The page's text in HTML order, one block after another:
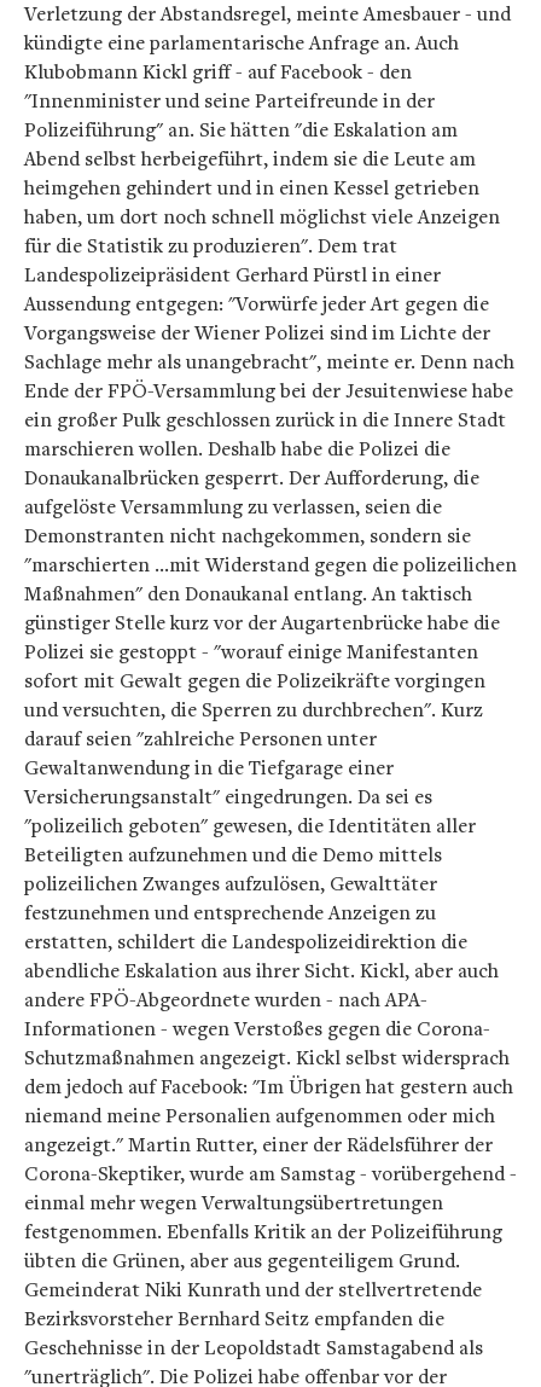
Verletzung der Abstandsregel, meinte Amesbauer - und
kündigte eine parlamentarische Anfrage an. Auch
Klubobmann Kickl griff - auf Facebook - den
"Innenminister und seine Parteifreunde in der
Polizeiführung" an. Sie hätten "die Eskalation am
Abend selbst herbeigeführt, indem sie die Leute am
heimgehen gehindert und in einen Kessel getrieben
haben, um dort noch schnell möglichst viele Anzeigen
für die Statistik zu produzieren". Dem trat
Landespolizeipräsident Gerhard Pürstl in einer
Aussendung entgegen: "Vorwürfe jeder Art gegen die
Vorgangsweise der Wiener Polizei sind im Lichte der
Sachlage mehr als unangebracht", meinte er. Denn nach
Ende der FPÖ-Versammlung bei der Jesuitenwiese habe
ein großer Pulk geschlossen zurück in die Innere Stadt
marschieren wollen. Deshalb habe die Polizei die
Donaukanalbrücken gesperrt. Der Aufforderung, die
aufgelöste Versammlung zu verlassen, seien die
Demonstranten nicht nachgekommen, sondern sie
"marschierten ...mit Widerstand gegen die polizeilichen
Maßnahmen" den Donaukanal entlang. An taktisch
günstiger Stelle kurz vor der Augartenbrücke habe die
Polizei sie gestoppt - "worauf einige Manifestanten
sofort mit Gewalt gegen die Polizeikräfte vorgingen
und versuchten, die Sperren zu durchbrechen". Kurz
darauf seien "zahlreiche Personen unter
Gewaltanwendung in die Tiefgarage einer
Versicherungsanstalt" eingedrungen. Da sei es
"polizeilich geboten" gewesen, die Identitäten aller
Beteiligten aufzunehmen und die Demo mittels
polizeilichen Zwanges aufzulösen, Gewalttäter
festzunehmen und entsprechende Anzeigen zu
erstatten, schildert die Landespolizeidirektion die
abendliche Eskalation aus ihrer Sicht. Kickl, aber auch
andere FPÖ-Abgeordnete wurden - nach APA-
Informationen - wegen Verstoßes gegen die Corona-
Schutzmaßnahmen angezeigt. Kickl selbst widersprach
dem jedoch auf Facebook: "Im Übrigen hat gestern auch
niemand meine Personalien aufgenommen oder mich
angezeigt." Martin Rutter, einer der Rädelsführer der
Corona-Skeptiker, wurde am Samstag - vorübergehend -
einmal mehr wegen Verwaltungsübertretungen
festgenommen. Ebenfalls Kritik an der Polizeiführung
übten die Grünen, aber aus gegenteiligem Grund.
Gemeinderat Niki Kunrath und der stellvertretende
Bezirksvorsteher Bernhard Seitz empfanden die
Geschehnisse in der Leopoldstadt Samstagabend als
"unerträglich". Die Polizei habe offenbar vor der